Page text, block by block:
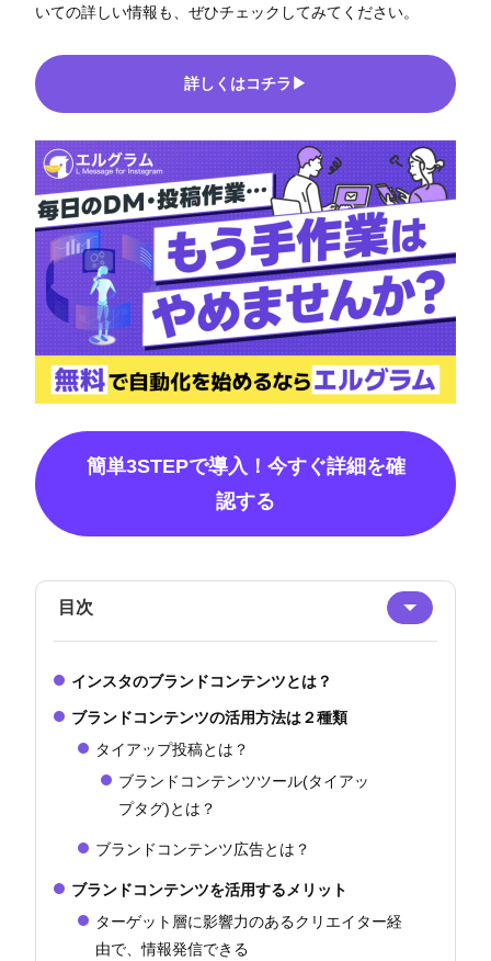
いての詳しい情報も、ぜひチェックしてみてください。
詳しくはコチラ▶
簡単3STEPで導入！今すぐ詳細を確
認する
目次
インスタのブランドコンテンツとは？
ブランドコンテンツの活用方法は２種類
タイアップ投稿とは？
ブランドコンテンツツール(タイアッ
プタグ)とは？
ブランドコンテンツ広告とは？
ブランドコンテンツを活用するメリット
ターゲット層に影響力のあるクリエイター経
由で、情報発信できる